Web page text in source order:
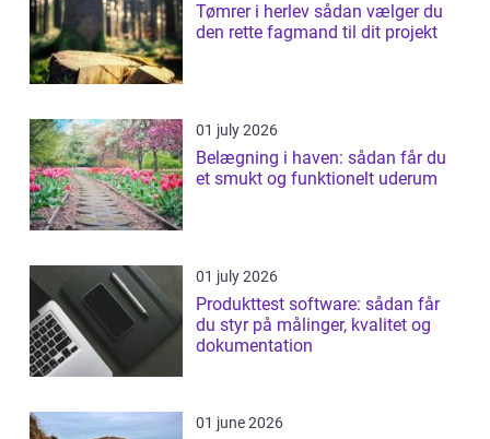
Tømrer i herlev sådan vælger du
den rette fagmand til dit projekt
01 july 2026
Belægning i haven: sådan får du
et smukt og funktionelt uderum
01 july 2026
Produkttest software: sådan får
du styr på målinger, kvalitet og
dokumentation
01 june 2026